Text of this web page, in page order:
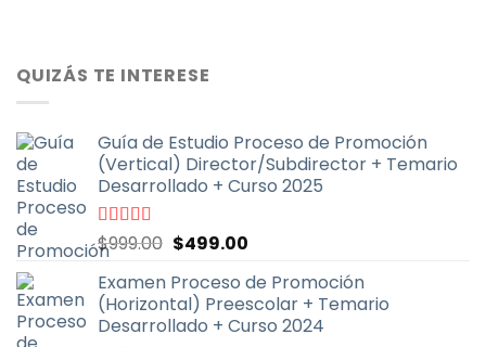
QUIZÁS TE INTERESE
Guía de Estudio Proceso de Promoción
(Vertical) Director/Subdirector + Temario
Desarrollado + Curso 2025
Valorado
con
5
$999.00 El
original
era:
$999.00.
$499.00El
actual
es:
$499.00.
Examen Proceso de Promoción
(Horizontal) Preescolar + Temario
Desarrollado + Curso 2024